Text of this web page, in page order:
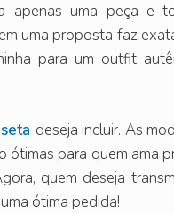
apenas uma peça e
uma proposta faz
para um outfit
deseja incluir. As
para quem ama
quem deseja
ótima pedida!